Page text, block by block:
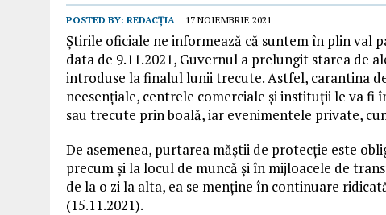
POSTED BY: REDACȚIA 17 NOIEMBRIE 2021
Știrile oficiale ne informează că suntem în plin val
data de 9.11.2021, Guvernul a prelungit starea de
introduse la finalul lunii trecute. Astfel, carantina
neesențiale, centrele comerciale și instituții le va
sau trecute prin boală, iar evenimentele private,
De asemenea, purtarea măștii de protecție este
precum și la locul de muncă și în mijloacele de
de la o zi la alta, ea se menține în continuare
(15.11.2021).